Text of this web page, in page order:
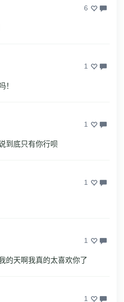
6
1
！
1
到底只有你行呗
1
1
的天啊我真的太喜欢你了
1